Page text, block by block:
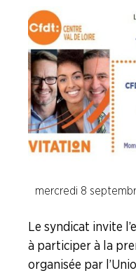
Juridique
Faire Vivre le Collectif
Les Risques Industriels
Formation Syndicale
CONNAÎTRE
BOITE
OUTILS
mercredi 8
Le syndicat invite
à participer à la
organisée par